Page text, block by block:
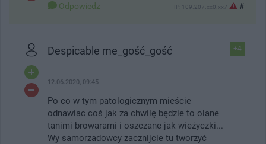
Odpowiedz IP: 109.207.xx0.xx7 #
+4
Despicable me_gość_gość
12.06.2020, 09:45
Po co w tym patologicznym mieście
odnawiac coś jak za chwilę będzie to olane
tanimi browarami i oszczane jak wieżyczki...
Wy samorzadowcy zacznijcie tu tworzyć